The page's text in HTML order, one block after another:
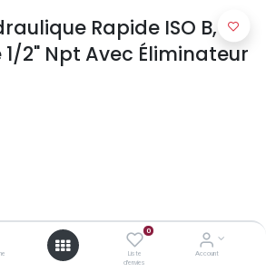
0
Liste
d'envies
Account
Rapide ISO B,
2" Npt Avec Éliminateur
Ajouter au panier